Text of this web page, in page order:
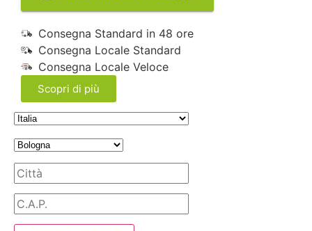
Consegna Standard in 48 ore
Consegna Locale Standard
Consegna Locale Veloce
Scopri di più